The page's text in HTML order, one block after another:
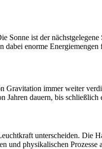
Sonne ist der
enorme
Gravitation immer weiter
dauern, bis schließlich
unterscheiden. Die
und physikalischen Prozesse